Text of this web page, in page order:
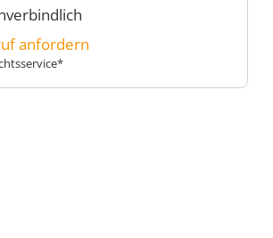
anfordern